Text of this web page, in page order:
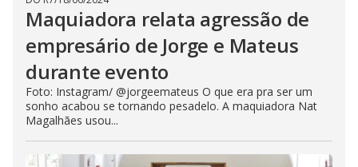
Maquiadora relata agressão de
empresário de Jorge e Mateus
durante evento
Foto: Instagram/ @jorgeemateus O que era pra ser um
sonho acabou se tornando pesadelo. A maquiadora Nat
Magalhães usou...